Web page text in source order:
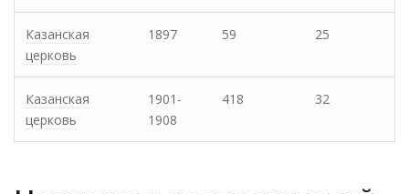
Казанская
церковь
1897 59 25
Казанская
церковь
1901-
1908
418 32